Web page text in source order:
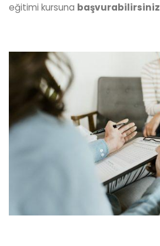
eğitimi kursuna başvurabilirsiniz